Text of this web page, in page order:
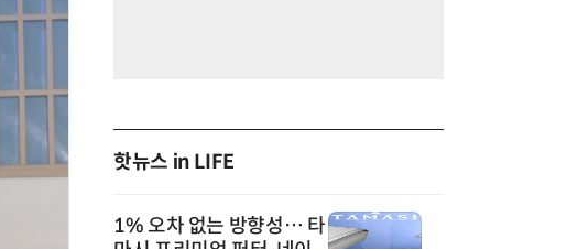
핫뉴스 in LIFE
1% 오차 없는 방향성… 타